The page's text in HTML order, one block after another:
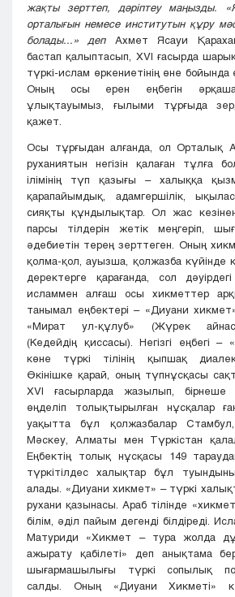
жақты зерттеп, дәріптеу маңызды.
орталығын немесе институтын құру
болады...» деп Ахмет Ясауи
бастап қалыптасып, ХVI ғасырда
түркі-ислам өркениетінің өне
Оның осы ерен еңбегін
ұлықтауымыз, ғылыми тұрғыда
қажет.
Осы тұрғыдан алғанда, ол Орталық
руханиятын негізін қалаған тұлға
ілімінің түп қазығы – халыққа
қарапайымдық, адамгершілік,
сияқты құндылықтар. Ол жас
парсы тілдерін жетік меңгеріп,
әдебиетін терең зерттеген. Оның
қолма-қол, ауызша, қолжазба күйінде
деректерге қарағанда, сол
исламмен алғаш осы хикметтер
танымал еңбектері – «Диуани
«Мират ул-құлуб» (Жүрек
(Кедейдің қиссасы). Негізгі еңбегі
көне түркі тілінің қыпшақ
Өкінішке қарай, оның түпнұсқасы
XVI ғасырларда жазылып, бірнеше
өңделіп толықтырылған нұсқалар
уақытта бұл қолжазбалар
Мәскеу, Алматы мен Түркістан
Еңбектің толық нұсқасы 149
түркітілдес халықтар бұл
алады. «Диуани хикмет» – түркі
рухани қазынасы. Араб тілінде
білім, әділ пайым дегенді білдіреді.
Матуриди «Хикмет – тура жолда
ажырату қабілеті» деп анықтама
шығармашылығы түркі сопылық
салды. Оның «Диуани Хикметі»